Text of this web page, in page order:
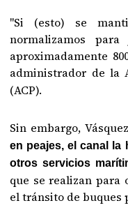
"Si (esto) se
normalizamos
aproximadamente
administrador de la
(ACP).
Sin embargo,
en peajes, el canal
otros servicios
que se realizan para
el tránsito de buques